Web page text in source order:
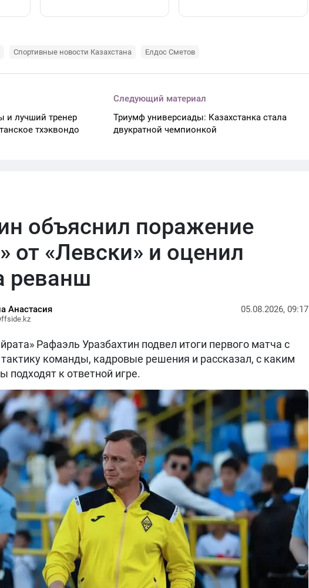
Спортивные новости Казахстана Елдос Сметов
и лучший тренер
тхэквондо
Следующий материал
Триумф универсиады: Казахстанка стала
двукратной чемпионкой
объяснил поражение
от «Левски» и оценил
реванш
Анастасия 05.08.2026, 09:17
Рафаэль Уразбахтин подвел итоги первого матча с
команды, кадровые решения и рассказал, с каким
подходят к ответной игре.